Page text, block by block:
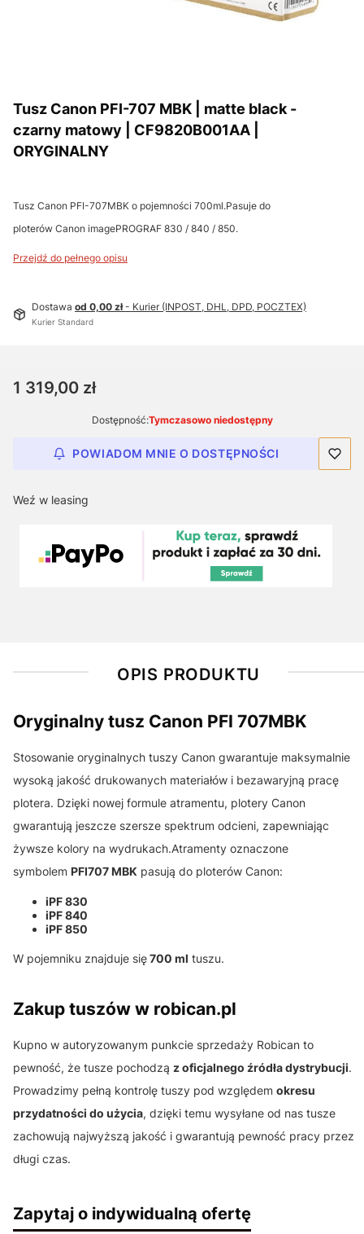
Tusz Canon PFI-707 MBK | matte black -
czarny matowy | CF9820B001AA |
ORYGINALNY
Tusz Canon PFI-707MBK o pojemności 700ml.Pasuje do
ploterów Canon imagePROGRAF 830 / 840 / 850.
Przejdź do pełnego opisu
Dostawa od 0,00 zł- Kurier (INPOST, DHL, DPD, POCZTEX)
Kurier Standard
Cena
1 319,00 zł
Dostępność:Tymczasowo niedostępny
POWIADOM MNIE O DOSTĘPNOŚCI
Weź w leasing
OPIS PRODUKTU
Oryginalny tusz Canon PFI 707MBK
Stosowanie oryginalnych tuszy Canon gwarantuje maksymalnie
wysoką jakość drukowanych materiałów i bezawaryjną pracę
plotera. Dzięki nowej formule atramentu, plotery Canon
gwarantują jeszcze szersze spektrum odcieni, zapewniając
żywsze kolory na wydrukach.Atramenty oznaczone
symbolem PFI707 MBK pasują do ploterów Canon:
iPF 830
iPF 840
iPF 850
W pojemniku znajduje się700 ml tuszu.
Zakup tuszów w robican.pl
Kupno w autoryzowanym punkcie sprzedaży Robican to
pewność, że tusze pochodzą z oficjalnego źródła dystrybucji.
Prowadzimy pełną kontrolę tuszy pod względem okresu
przydatności do użycia, dzięki temu wysyłane od nas tusze
zachowują najwyższą jakość i gwarantują pewność pracy przez
długi czas.
Zapytaj o indywidualną ofertę